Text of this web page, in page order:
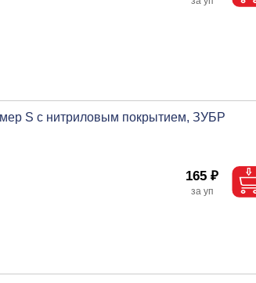
S с нитриловым покрытием, ЗУБР
165 ₽